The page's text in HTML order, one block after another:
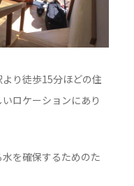
り徒歩15分ほどの住
ロケーションにあり
を確保するためのた